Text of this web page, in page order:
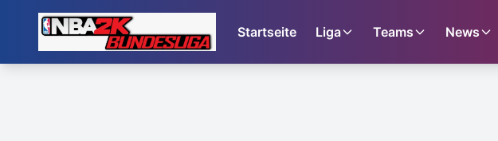
Startseite Liga Teams News